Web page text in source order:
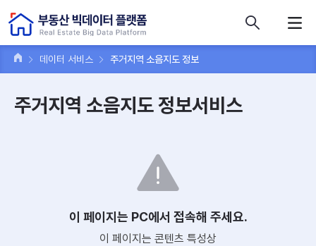
데이터 서비스 주거지역 소음지도 정보
주거지역 소음지도 정보서비스
이 페이지는 PC에서 접속해 주세요.
이 페이지는 콘텐츠 특성상